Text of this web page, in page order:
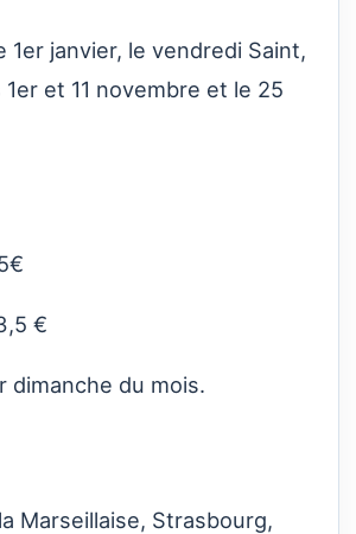
1er janvier, le vendredi Saint,
1er et 11 novembre et le 25
€
dimanche du mois.
Marseillaise, Strasbourg,